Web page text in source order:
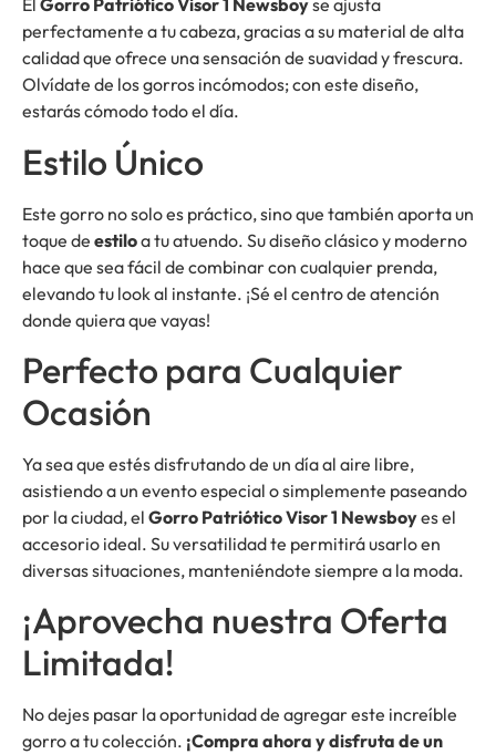
El Gorro Patriótico Visor 1 Newsboyse ajusta
perfectamente a tu cabeza, gracias a su material de alta
calidad que ofrece una sensación de suavidad y frescura.
Olvídate de los gorros incómodos; con este diseño,
estarás cómodo todo el día.
Estilo Único
Este gorro no solo es práctico, sino que también aporta un
toque de estiloa tu atuendo. Su diseño clásico y moderno
hace que sea fácil de combinar con cualquier prenda,
elevando tu look al instante. ¡Sé el centro de atención
donde quiera que vayas!
Perfecto para Cualquier
Ocasión
Ya sea que estés disfrutando de un día al aire libre,
asistiendo a un evento especial o simplemente paseando
por la ciudad, el Gorro Patriótico Visor 1 Newsboyes el
accesorio ideal. Su versatilidad te permitirá usarlo en
diversas situaciones, manteniéndote siempre a la moda.
¡Aprovecha nuestra Oferta
Limitada!
No dejes pasar la oportunidad de agregar este increíble
gorro a tu colección. ¡Compra ahora y disfruta de un